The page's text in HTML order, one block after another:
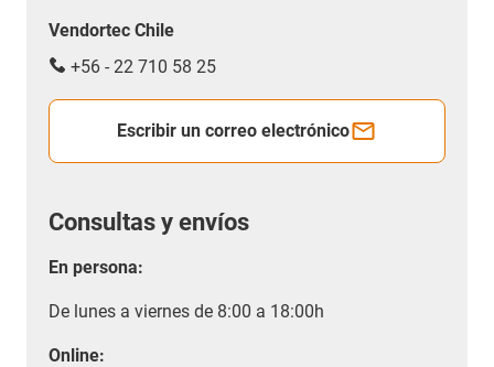
Vendortec Chile
+56 - 22 710 58 25
Escribir un correo electrónico
Consultas y envíos
En persona:
De lunes a viernes de 8:00 a 18:00h
Online: